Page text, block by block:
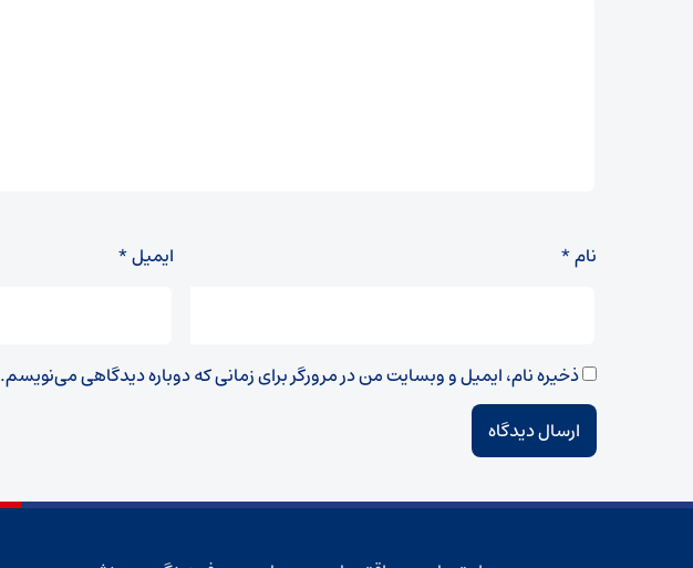
نام* ایمیل*
ذخیره نام، ایمیل و وبسایت من در مرورگر برای زمانی که دوباره دیدگاهی می‌نویسم.